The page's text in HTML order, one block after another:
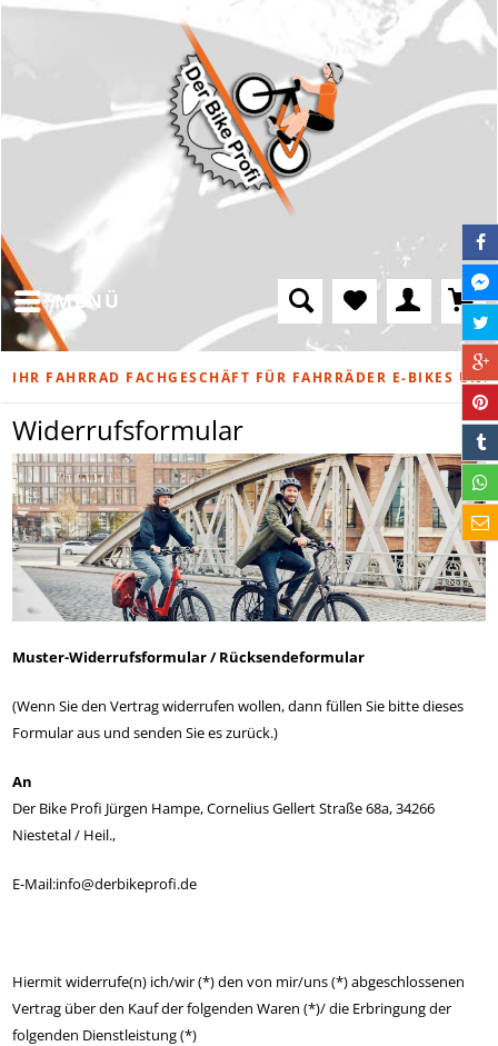
MENÜ
IHR FAHRRAD FACHGESCHÄFT FÜR FAHRRÄDER E-BIKES
Widerrufsformular
Muster-Widerrufsformular / Rücksendeformular
(Wenn Sie den Vertrag widerrufen wollen, dann füllen Sie bitte dieses
Formular aus und senden Sie es zurück.)
An
Der Bike Profi Jürgen Hampe, Cornelius Gellert Straße 68a, 34266
Niestetal / Heil.,
E-Mail:info@derbikeprofi.de
Hiermit widerrufe(n) ich/wir (*) den von mir/uns (*) abgeschlossenen
Vertrag über den Kauf der folgenden Waren (*)/ die Erbringung der
folgenden Dienstleistung (*)